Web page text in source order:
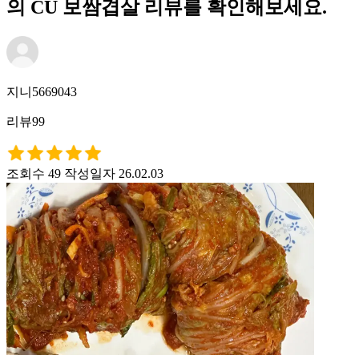
의 CU 보쌈겹살 리뷰를 확인해보세요.
지니5669043
리뷰99
조회수 49 작성일자 26.02.03